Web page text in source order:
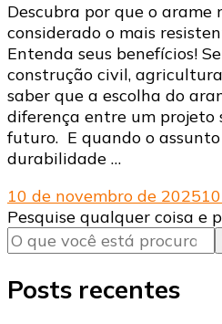
Descubra por que o arame
considerado o mais
Entenda seus benefícios!
construção civil,
saber que a escolha do
diferença entre um projeto
futuro. E quando o
durabilidade …
10 de novembro de 2025
Procurando
algo?
Pesquise qualquer coisa e
Posts recentes